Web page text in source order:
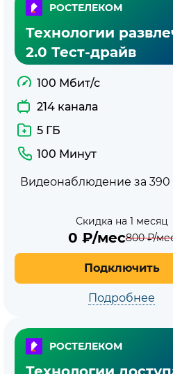
РОСТЕЛЕКОМ
Технологии
2.0 Тест-драйв
100 Мбит/с
214 канала
5 ГБ
100 Минут
Видеонаблюдение за 390
Скидка на 1 месяц
0 ₽/мес800₽/
Подключить
Подробнее
РОСТЕЛЕКОМ